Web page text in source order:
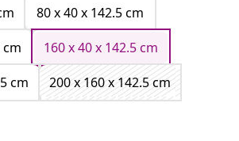
80 x 40 x 142.5 cm
cm
160 x 40 x 142.5 cm
cm
200 x 160 x 142.5 cm